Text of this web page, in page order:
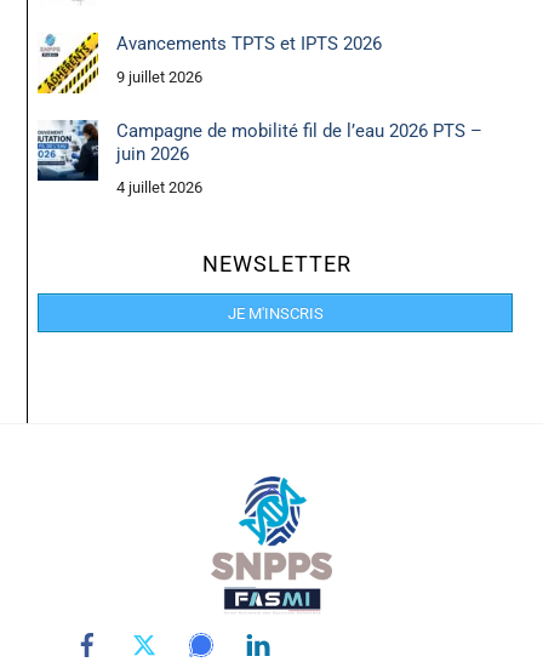
Avancements TPTS et IPTS 2026
9 juillet 2026
Campagne de mobilité fil de l’eau 2026 PTS –
juin 2026
4 juillet 2026
NEWSLETTER
JE M'INSCRIS
Back
To
Top